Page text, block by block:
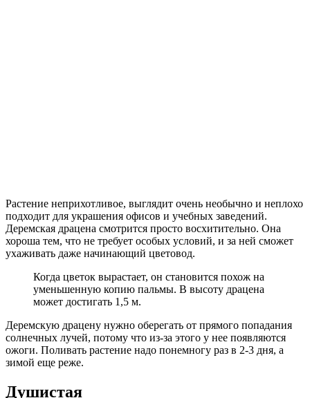
Растение неприхотливое, выглядит очень необычно и неплохо
подходит для украшения офисов и учебных заведений.
Деремская драцена смотрится просто восхитительно. Она
хороша тем, что не требует особых условий, и за ней сможет
ухаживать даже начинающий цветовод.
Когда цветок вырастает, он становится похож на
уменьшенную копию пальмы. В высоту драцена
может достигать 1,5 м.
Деремскую драцену нужно оберегать от прямого попадания
солнечных лучей, потому что из-за этого у нее появляются
ожоги. Поливать растение надо понемногу раз в 2-3 дня, а
зимой еще реже.
Душистая